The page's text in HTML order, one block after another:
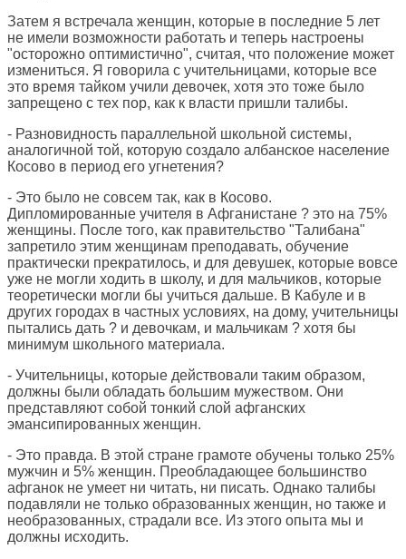
Затем я встречала женщин, которые в последние 5 лет
не имели возможности работать и теперь настроены
"осторожно оптимистично", считая, что положение может
измениться. Я говорила с учительницами, которые все
это время тайком учили девочек, хотя это тоже было
запрещено с тех пор, как к власти пришли талибы.
- Разновидность параллельной школьной системы,
аналогичной той, которую создало албанское население
Косово в период его угнетения?
- Это было не совсем так, как в Косово.
Дипломированные учителя в Афганистане ? это на 75%
женщины. После того, как правительство "Талибана"
запретило этим женщинам преподавать, обучение
практически прекратилось, и для девушек, которые вовсе
уже не могли ходить в школу, и для мальчиков, которые
теоретически могли бы учиться дальше. В Кабуле и в
других городах в частных условиях, на дому, учительницы
пытались дать ? и девочкам, и мальчикам ? хотя бы
минимум школьного материала.
- Учительницы, которые действовали таким образом,
должны были обладать большим мужеством. Они
представляют собой тонкий слой афганских
эмансипированных женщин.
- Это правда. В этой стране грамоте обучены только 25%
мужчин и 5% женщин. Преобладающее большинство
афганок не умеет ни читать, ни писать. Однако талибы
подавляли не только образованных женщин, но также и
необразованных, страдали все. Из этого опыта мы и
должны исходить.